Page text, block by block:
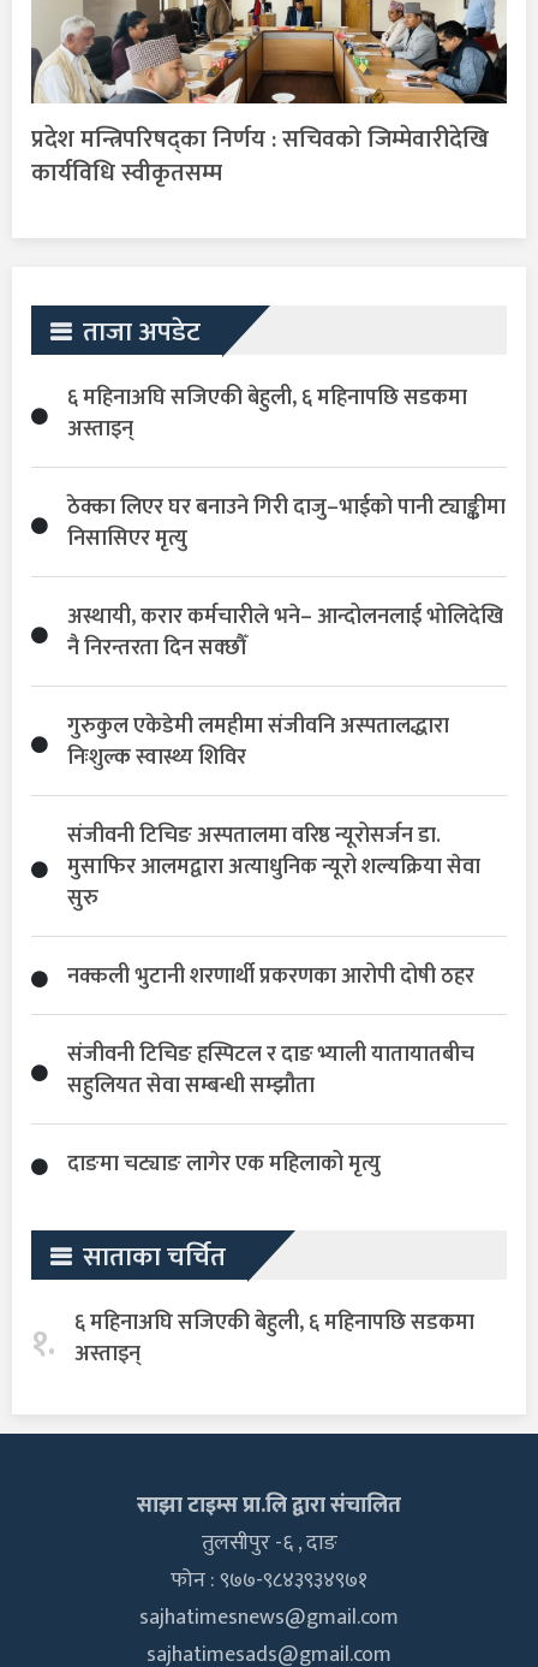
प्रदेश मन्त्रिपरिषद्का निर्णय : सचिवको जिम्मेवारीदेखि
कार्यविधि स्वीकृतसम्म
ताजा अपडेट
६ महिनाअघि सजिएकी बेहुली, ६ महिनापछि सडकमा
अस्ताइन्
ठेक्का लिएर घर बनाउने गिरी दाजु–भाईको पानी ट्याङ्कीमा
निसासिएर मृत्यु
अस्थायी, करार कर्मचारीले भने– आन्दोलनलाई भोलिदेखि
नै निरन्तरता दिन सक्छौँ
गुरुकुल एकेडेमी लमहीमा संजीवनि अस्पतालद्धारा
निःशुल्क स्वास्थ्य शिविर
संजीवनी टिचिङ अस्पतालमा वरिष्ठ न्यूरोसर्जन डा.
मुसाफिर आलमद्वारा अत्याधुनिक न्यूरो शल्यक्रिया सेवा
सुरु
नक्कली भुटानी शरणार्थी प्रकरणका आरोपी दोषी ठहर
संजीवनी टिचिङ हस्पिटल र दाङ भ्याली यातायातबीच
सहुलियत सेवा सम्बन्धी सम्झौता
दाङमा चट्याङ लागेर एक महिलाको मृत्यु
साताका चर्चित
१. ६ महिनाअघि सजिएकी बेहुली, ६ महिनापछि सडकमा
अस्ताइन्
साझा टाइम्स प्रा.लि द्वारा संचालित
तुलसीपुर -६ , दाङ
फोन : ९७७-९८४३९३४९७१
sajhatimesnews@gmail.com
sajhatimesads@gmail.com